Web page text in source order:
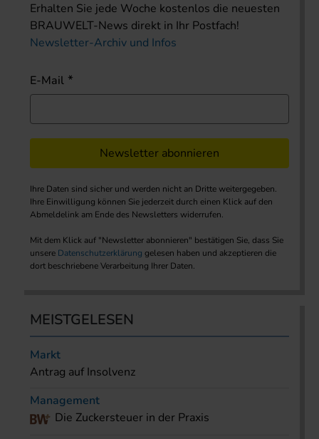
Erhalten Sie jede Woche kostenlos die neuesten
BRAUWELT-News direkt in Ihr Postfach!
Newsletter-Archiv und Infos
E-Mail
Newsletter abonnieren
Ihre Daten sind sicher und werden nicht an Dritte weitergegeben.
Ihre Einwilligung können Sie jederzeit durch einen Klick auf den
Abmeldelink am Ende des Newsletters widerrufen.
Mit dem Klick auf "Newsletter abonnieren" bestätigen Sie, dass Sie
unsere Datenschutzerklärung gelesen haben und akzeptieren die
dort beschriebene Verarbeitung Ihrer Daten.
MEISTGELESEN
Markt
Antrag auf Insolvenz
Management
Die Zuckersteuer in der Praxis